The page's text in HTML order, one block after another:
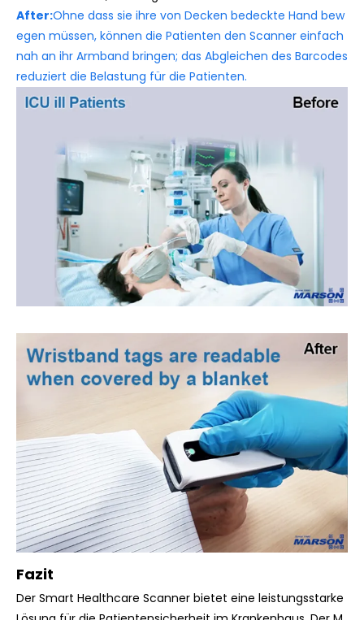
After:Ohne dass sie ihre von Decken bedeckte Hand bew
egen müssen, können die Patienten den Scanner einfach
nah an ihr Armband bringen; das Abgleichen des Barcodes
reduziert die Belastung für die Patienten.
Fazit
Der Smart Healthcare Scanner bietet eine leistungsstarke